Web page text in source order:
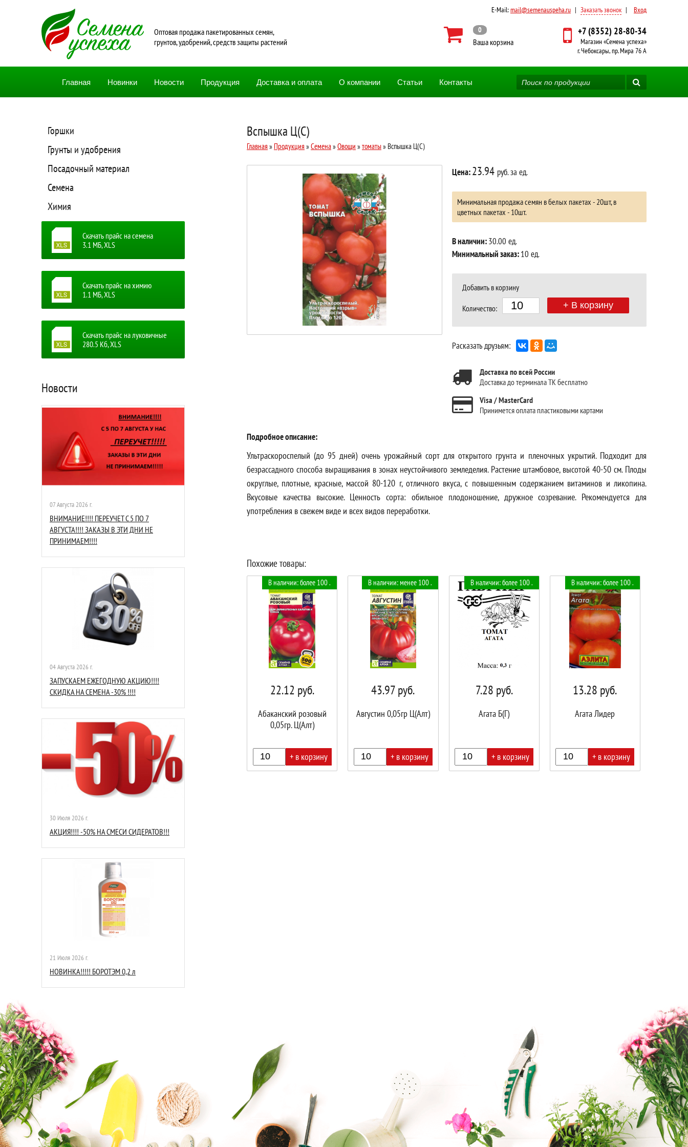
E-Mail:mail@semenauspeha.ru | Заказать звонок | Вход
Oптовая продажа пакетированных семян,
грунтов, удобрений, средств защиты растений
0
Ваша корзина
+7 (8352) 28-80-34
Магазин «Семена успеха»
г. Чебоксары, пр. Мира 76 А
Главная Новинки Новости Продукция Доставка и оплата О компании Статьи Контакты
Горшки
Грунты и удобрения
Посадочный материал
Семена
Химия
Скачать прайс на семена
3.1 MБ, XLS
Скачать прайс на химию
1.1 MБ, XLS
Скачать прайс на луковичные
280.5 Кб, XLS
Новости
07 Августа 2026 г.
ВНИМАНИЕ!!!! ПЕРЕУЧЕТ С 5 ПО 7
АВГУСТА!!!! ЗАКАЗЫ В ЭТИ ДНИ НЕ
ПРИНИМАЕМ!!!!
04 Августа 2026 г.
ЗАПУСКАЕМ ЕЖЕГОДНУЮ АКЦИЮ!!!!
СКИДКА НА СЕМЕНА -30% !!!!
30 Июля 2026 г.
АКЦИЯ!!!! -50% НА СМЕСИ СИДЕРАТОВ!!!
21 Июля 2026 г.
НОВИНКА!!!!! БОРОТЭМ 0,2 л
Вспышка Ц(С)
Главная » Продукция »Семена»Овощи »томаты» Вспышка Ц(С)
Цена:23.94 руб. за ед.
Минимальная продажа семян в белых пакетах - 20шт, в
цветных пакетах - 10шт.
В наличии:30.00 ед.
Минимальный заказ:10 ед.
Добавить в корзину
Количество: + В корзину
Расказать друзьям:
Доставка по всей России
Доставка до терминала ТК бесплатно
Visa / MasterCard
Принимется оплата пластиковыми картами
Подробное описание:
Ультраскороспелый (до 95 дней) очень урожайный сорт для открытого грунта и пленочных укрытий. Подходит для
безрассадного способа выращивания в зонах неустойчивого земледелия. Растение штамбовое, высотой 40-50 см. Плоды
округлые, плотные, красные, массой 80-120 г, отличного вкуса, с повышенным содержанием витаминов и ликопина.
Вкусовые качества высокие. Ценность сорта: обильное плодоношение, дружное созревание. Рекомендуется для
употребления в свежем виде и всех видов переработки.
Похожие товары:
В наличии: более 100 .
22.12 руб.
Абаканский розовый
0,05гр. Ц(Алт)
+ в корзину
В наличии: менее 100 .
43.97руб.
Августин 0,05гр Ц(Алт)
+ в корзину
В наличии: более 100 .
7.28 руб.
Агата Б(Г)
+ в корзину
В наличии: более 100 .
13.28 руб.
Агата Лидер
+ в корзину